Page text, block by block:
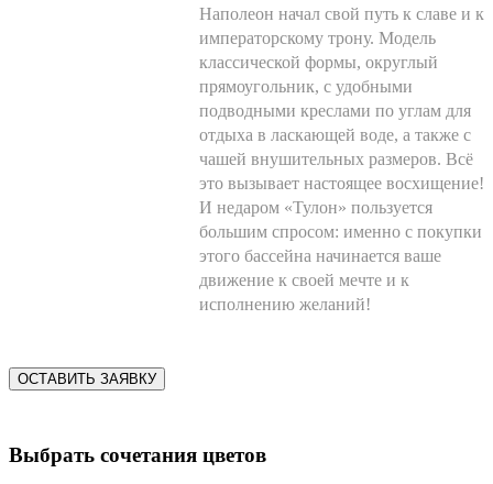
Наполеон начал свой путь к славе и к
императорскому трону. Модель
классической формы, округлый
прямоугольник, с удобными
подводными креслами по углам для
отдыха в ласкающей воде, а также с
чашей внушительных размеров. Всё
это вызывает настоящее восхищение!
И недаром «Тулон» пользуется
большим спросом: именно с покупки
этого бассейна начинается ваше
движение к своей мечте и к
исполнению желаний!
ОСТАВИТЬ ЗАЯВКУ
Выбрать сочетания цветов